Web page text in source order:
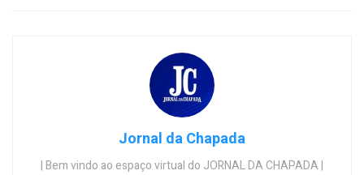
Jornal da Chapada
| Bem vindo ao espaço virtual do JORNAL DA CHAPADA |